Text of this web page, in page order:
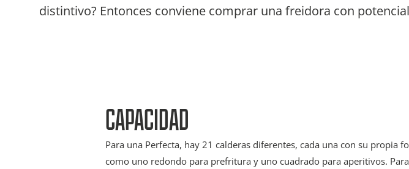
distintivo? Entonces conviene comprar una freidora con
CAPACIDAD
Para una Perfecta, hay 21 calderas diferentes, cada una con su propia
como uno redondo para prefritura y uno cuadrado para aperitivos.